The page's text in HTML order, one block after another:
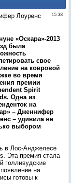
15:33
Лоуренс
«Оскара»-2013
была
свое
на ковровой
во время
премии
Spirit
Одна из
на
– Дженнифер
– удивила не
выбором
в Лос-Анджелесе
Эта премия стала
голливудские
на
готовы к